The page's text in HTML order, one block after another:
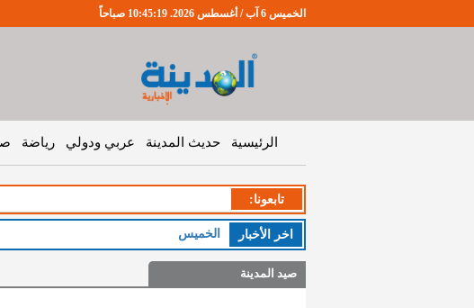
الخميس 6 آب / أغسطس 2026. 10:45:19 صباحاً
الرئيسية حديث المدينة عربي ودولي رياضة
تابعونا:
اخر اﻷخبار الخميس : طقس صي
صيد المدينة